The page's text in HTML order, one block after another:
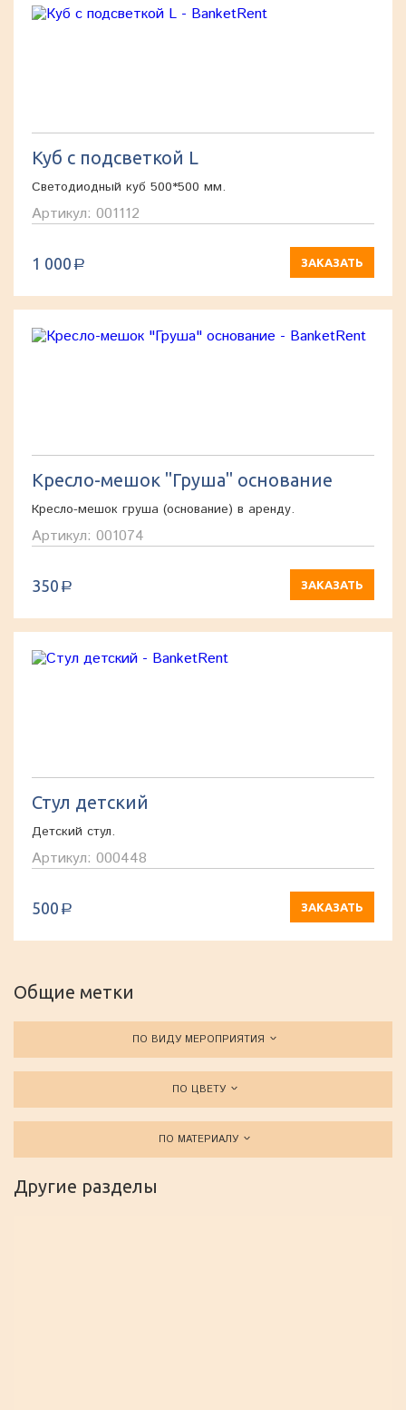
Куб с подсветкой L
Светодиодный куб 500*500 мм.
Артикул: 001112
1 000 a ЗАКАЗАТЬ
Кресло-мешок "Груша" основание
Кресло-мешок груша (основание) в аренду.
Артикул: 001074
350 a ЗАКАЗАТЬ
Стул детский
Детский стул.
Артикул: 000448
500 a ЗАКАЗАТЬ
Общие метки
ПО ВИДУ МЕРОПРИЯТИЯ
ПО ЦВЕТУ
ПО МАТЕРИАЛУ
Другие разделы